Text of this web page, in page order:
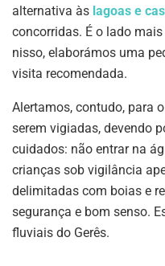
alternativa às lagoas e
concorridas. É o lado
nisso, elaborámos uma
visita recomendada.
Alertamos, contudo, para
serem vigiadas, devendo
cuidados: não entrar na
crianças sob vigilância
delimitadas com boias e
segurança e bom senso.
fluviais do Gerês.